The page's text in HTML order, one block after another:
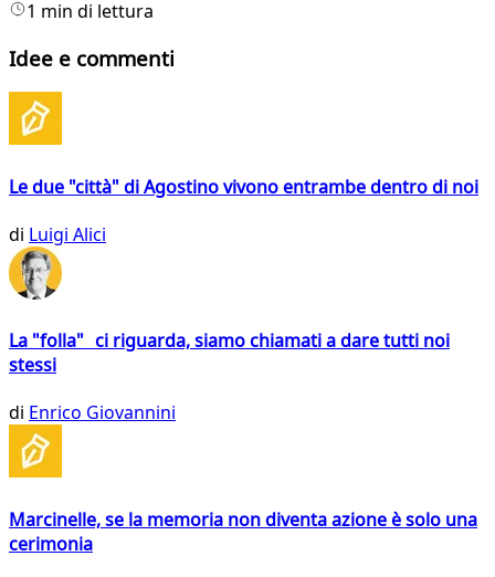
1 min di lettura
Idee e commenti
Le due "città" di Agostino vivono entrambe dentro di noi
di Luigi Alici
La "folla" ci riguarda, siamo chiamati a dare tutti noi
stessi
di Enrico Giovannini
Marcinelle, se la memoria non diventa azione è solo una
cerimonia